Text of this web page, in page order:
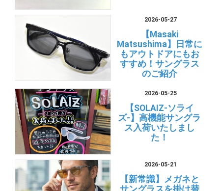
2026-05-27
【Masaki
Matsushima】日常に
もアウトドアにもお
すすめ！サングラス
のご紹介
2026-05-25
【SOLAIZ-ソライ
ズ-】高機能サングラ
ス入荷いたしまし
た！
2026-05-21
【新常識】メガネと